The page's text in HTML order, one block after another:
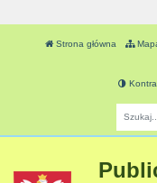
Strona główna